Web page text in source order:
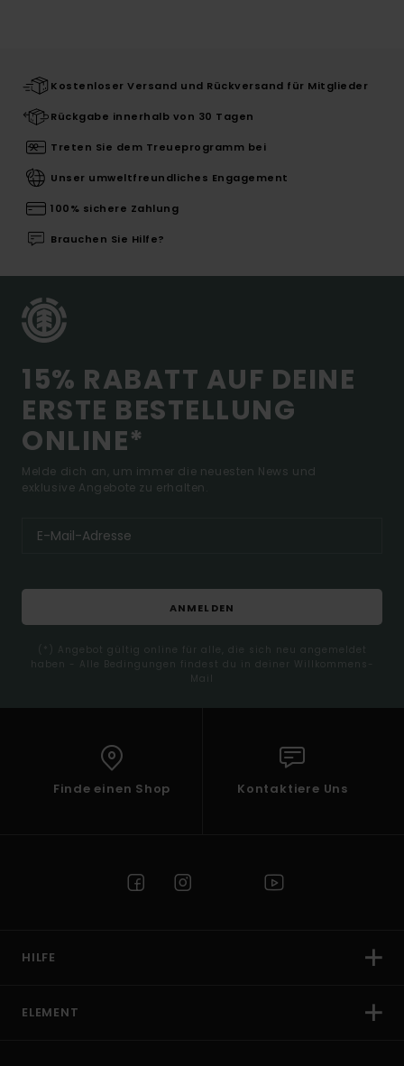
Kostenloser Versand und Rückversand für Mitglieder
Rückgabe innerhalb von 30 Tagen
Treten Sie dem Treueprogramm bei
Unser umweltfreundliches Engagement
100% sichere Zahlung
Brauchen Sie Hilfe?
15% RABATT AUF DEINE
ERSTE BESTELLUNG
ONLINE*
Melde dich an, um immer die neuesten News und
exklusive Angebote zu erhalten.
ANMELDEN
(*) Angebot gültig online für alle, die sich neu angemeldet
haben - Alle Bedingungen findest du in deiner Willkommens-
Mail
Finde einen Shop Kontaktiere Uns
HILFE
ELEMENT